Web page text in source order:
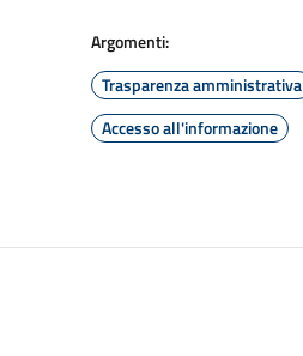
Argomenti:
Trasparenza amministrativa
Accesso all'informazione